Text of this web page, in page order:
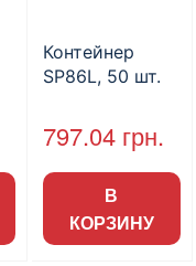
Контейнер
SP86L, 50 шт.
797.04 грн.
В
КОРЗИНУ